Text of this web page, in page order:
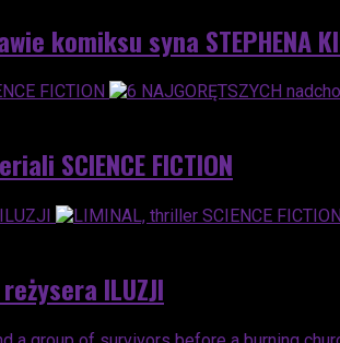
komiksu syna STEPHENA
SCIENCE FICTION
ILUZJI